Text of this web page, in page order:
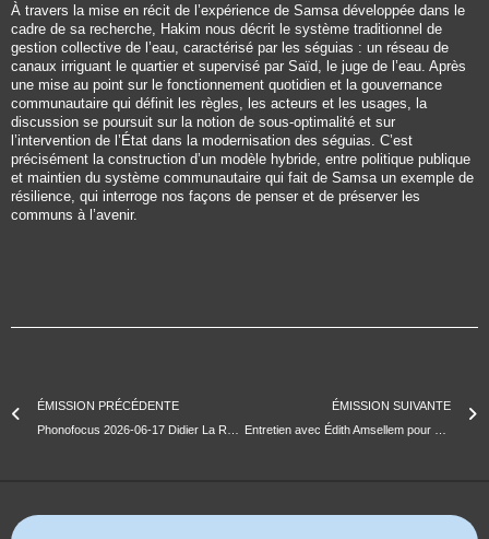
À travers la mise en récit de l’expérience de Samsa développée dans le
cadre de sa recherche, Hakim nous décrit le système traditionnel de
gestion collective de l’eau, caractérisé par les séguias : un réseau de
canaux irriguant le quartier et supervisé par Saïd, le juge de l’eau. Après
une mise au point sur le fonctionnement quotidien et la gouvernance
communautaire qui définit les règles, les acteurs et les usages, la
discussion se poursuit sur la notion de sous-optimalité et sur
l’intervention de l’État dans la modernisation des séguias. C’est
précisément la construction d’un modèle hybride, entre politique publique
et maintien du système communautaire qui fait de Samsa un exemple de
résilience, qui interroge nos façons de penser et de préserver les
communs à l’avenir.
ÉMISSION PRÉCÉDENTE
ÉMISSION SUIVANTE